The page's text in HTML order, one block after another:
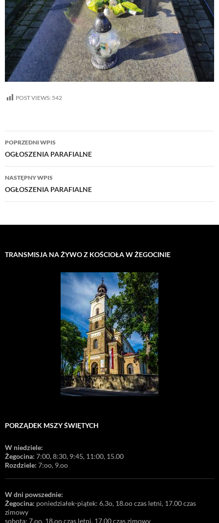
POST VIEWS: 542
Nawigacja
wpisu
POPRZEDNI WPIS
OGŁOSZENIA PARAFIALNE
NASTĘPNY WPIS
OGŁOSZENIA PARAFIALNE
TRANSMISJA NA ŻYWO Z KOŚCIOŁA W ŻEGOCINIE
PORZĄDEK MSZY ŚWIĘTYCH
W niedziele:
Żegocina: 7:00, 8:30, 9:45, 11:00, 15.00
Rozdziele: 7:oo, 9.oo
W dni powszednie:
Żegocina: poniedziałek-piątek: 6.3o, 18.oo czas letni, 17.00 czas
zimowy
sobota: 7.oo, 18.oo czas letni, 17.00 czas zimowy